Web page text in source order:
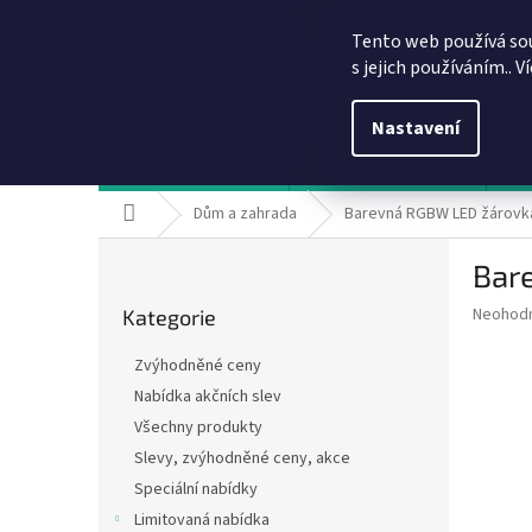
Tento web používá
s jejich používáním..
Nastavení
Domů Dům a zahrada Barevná RGBW LED
kategorie
Kategorie
Zvýhodněné ceny
Nabídka akčních slev
Všechny produkty
Slevy, zvýhodněné ceny, akce
Speciální nabídky
Limitovaná nabídka